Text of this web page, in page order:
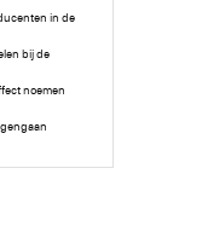
in de
bij de
noemen